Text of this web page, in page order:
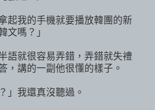
起我的手機就要播放韓團的新
文嗎？」
語就很容易弄錯，弄錯就失禮
，講的一副他很懂的樣子。
」我還真沒聽過。